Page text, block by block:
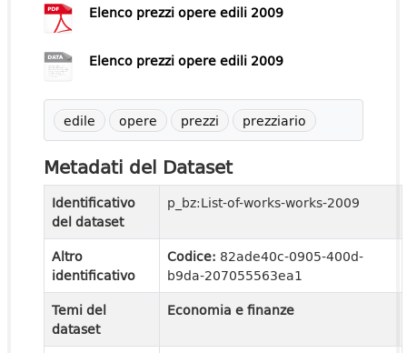
Elenco prezzi opere edili 2009
Elenco prezzi opere edili 2009
edile opere prezzi prezziario
Metadati del Dataset
Identificativo
del dataset
p_bz:List-of-works-works-2009
Altro
identificativo
Codice: 82ade40c-0905-400d-
b9da-207055563ea1
Temi del
dataset
Economia e finanze